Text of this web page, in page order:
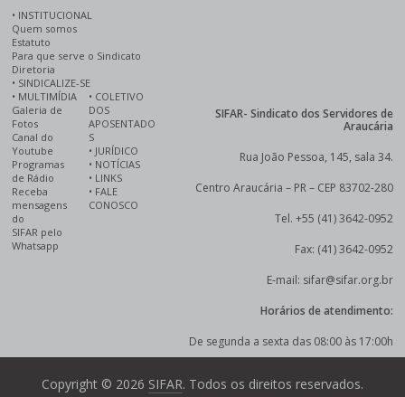
• INSTITUCIONAL
Quem somos
Estatuto
Para que serve o Sindicato
Diretoria
• SINDICALIZE-SE
• MULTIMÍDIA
Galeria de
Fotos
Canal do
Youtube
Programas
de Rádio
Receba
mensagens
do
SIFAR pelo
Whatsapp
• COLETIVO
DOS
APOSENTADO
S
• JURÍDICO
• NOTÍCIAS
• LINKS
• FALE
CONOSCO
SIFAR- Sindicato dos Servidores de
Araucária
Rua João Pessoa, 145, sala 34.
Centro Araucária – PR – CEP 83702-280
Tel. +55 (41) 3642-0952
Fax: (41) 3642-0952
E-mail: sifar@sifar.org.br
Horários de atendimento:
De segunda a sexta das 08:00 às 17:00h
Copyright © 2026 SIFAR. Todos os direitos reservados.